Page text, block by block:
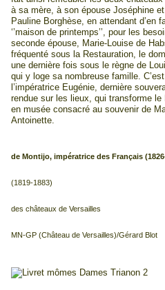
à sa mère, à son épouse Joséphine
Pauline Borghèse, en attendant d’en
‘’maison de printemps’’, pour les
seconde épouse, Marie-Louise de
fréquenté sous la Restauration, le
une dernière fois sous le règne de
qui y loge sa nombreuse famille.
l’impératrice Eugénie, dernière
rendue sur les lieux, qui transforme le
en musée consacré au souvenir de
Antoinette.
de Montijo, impératrice des Français
Edouard-
(1819-1883)
Versailles,
des châteaux de Versailles
et de
MN-GP (Château de Versailles)/Gérard Blot